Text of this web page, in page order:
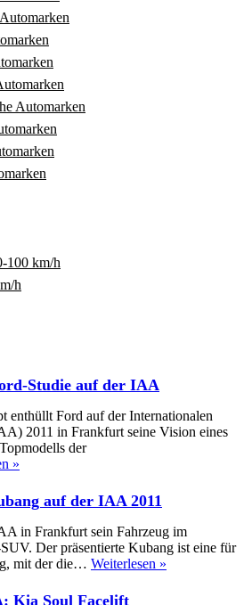
Automarken
100 km/h
h
Studie auf der IAA
enthüllt Ford auf der Internationalen
2011 in Frankfurt seine Vision eines
der
»
Concept:
Ford-
Studie
auf
der
auf der IAA 2011
in Frankfurt sein Fahrzeug im
Der präsentierte Kubang ist eine für
mit der die… Weiterlesen »
Kia Soul Facelift